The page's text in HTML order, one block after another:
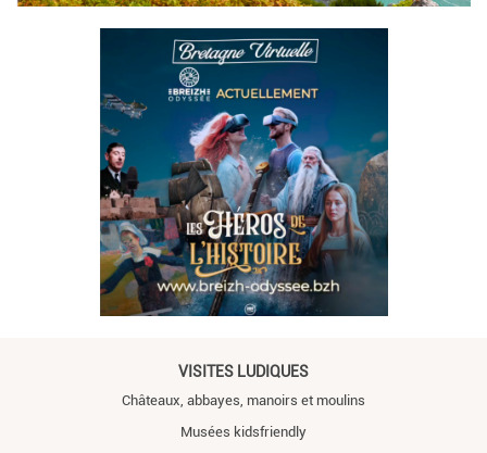
VISITES LUDIQUES
Châteaux, abbayes, manoirs et moulins
Musées kidsfriendly